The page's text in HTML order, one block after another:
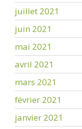
juillet 2021
juin 2021
mai 2021
avril 2021
mars 2021
février 2021
janvier 2021